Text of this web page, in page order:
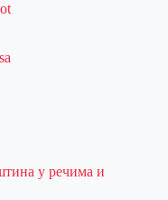
у речима и